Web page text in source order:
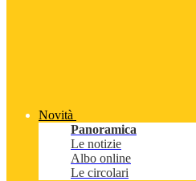
Novità
Panoramica
Le notizie
Albo online
Le circolari